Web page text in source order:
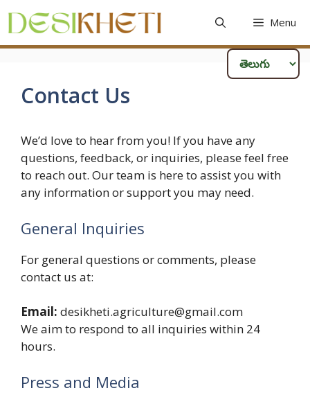
content
Menu
Contact Us
We’d love to hear from you! If you have any
questions, feedback, or inquiries, please feel free
to reach out. Our team is here to assist you with
any information or support you may need.
General Inquiries
For general questions or comments, please
contact us at:
Email: desikheti.agriculture@gmail.com
We aim to respond to all inquiries within 24
hours.
Press and Media